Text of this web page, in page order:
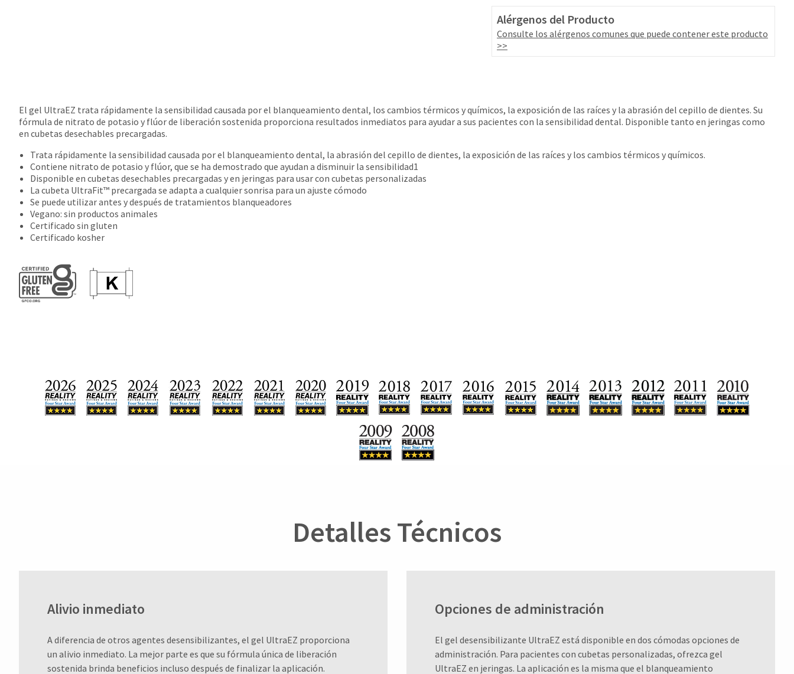
Alérgenos del Producto
Consulte los alérgenos comunes que puede contener este producto
>>
El gel UltraEZ trata rápidamente la sensibilidad causada por el blanqueamiento dental, los cambios térmicos y químicos, la exposición de las raíces y la abrasión del cepillo de dientes. Su
fórmula de nitrato de potasio y flúor de liberación sostenida proporciona resultados inmediatos para ayudar a sus pacientes con la sensibilidad dental. Disponible tanto en jeringas como
en cubetas desechables precargadas.
Trata rápidamente la sensibilidad causada por el blanqueamiento dental, la abrasión del cepillo de dientes, la exposición de las raíces y los cambios térmicos y químicos.
Contiene nitrato de potasio y flúor, que se ha demostrado que ayudan a disminuir la sensibilidad1
Disponible en cubetas desechables precargadas y en jeringas para usar con cubetas personalizadas
La cubeta UltraFit™ precargada se adapta a cualquier sonrisa para un ajuste cómodo
Se puede utilizar antes y después de tratamientos blanqueadores
Vegano: sin productos animales
Certificado sin gluten
Certificado kosher
Detalles Técnicos
Alivio inmediato
A diferencia de otros agentes desensibilizantes, el gel UltraEZ proporciona
un alivio inmediato. La mejor parte es que su fórmula única de liberación
sostenida brinda beneficios incluso después de finalizar la aplicación.
Opciones de administración
El gel desensibilizante UltraEZ está disponible en dos cómodas opciones de
administración. Para pacientes con cubetas personalizadas, ofrezca gel
UltraEZ en jeringas. La aplicación es la misma que el blanqueamiento